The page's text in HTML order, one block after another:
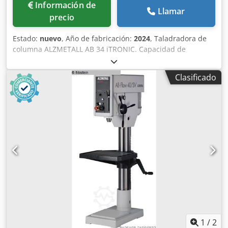
Información de
precio
Llamar
Estado: nuevo, Año de fabricación: 2024, Taladradora de
columna ALZMETALL AB 34 iTRONIC. Capacidad de
taladrado en acero: 34 mm. Velocidades de husillo: 100-
1800 rpm. Husillo corto MK4. Recorrido del husillo: 160
mm. Voladizo: 300 mm. Diámetro de la columna: 145 mm.
Mesa de la máquina, superficie útil: 615 x 430 mm, con
ranuras en T de 2 x 14 mm x 224 mm. Distancia husillo-
mesa, mínima/máxima: 138/688 mm. Ajuste de la altura de
la mesa de la máquina mediante manivela. Avances: 0,1-
0,2-0,3-0,4 mm/rpm. Altura de la máquina sin opciones:
1865 mm. Peso neto: 470 kg. Equipamiento de serie: *
Pantalla TFT-LCD de 7 pulgadas con función táctil. *
Dispositivo de roscado. * Ajuste de velocidad continuo. *
Protector del husillo. * Tres pulsadores separados para
giro a la derecha – giro a la izquierda – parada. * Pulsador
de seguridad. * Interruptor principal. * Giro a la derecha y
a la izquierda. Chjdpoiqyixefx Afdea * Tensión de control
de 24 voltios. * Grado de protección IP 54. * Clase de
Clasificado
1 /2